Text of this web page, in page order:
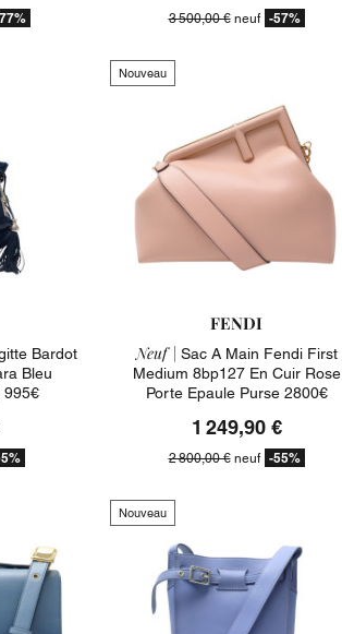
3 500,00 €neuf -57%
Bardot
Bleu
995€
Nouveau
FENDI
Neuf | Sac A Main Fendi First
Medium 8bp127 En Cuir Rose
Porte Epaule Purse 2800€
1 249,90 €
2 800,00 €neuf -55%
Nouveau